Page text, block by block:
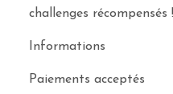
challenges récompensés !
Informations
Paiements acceptés